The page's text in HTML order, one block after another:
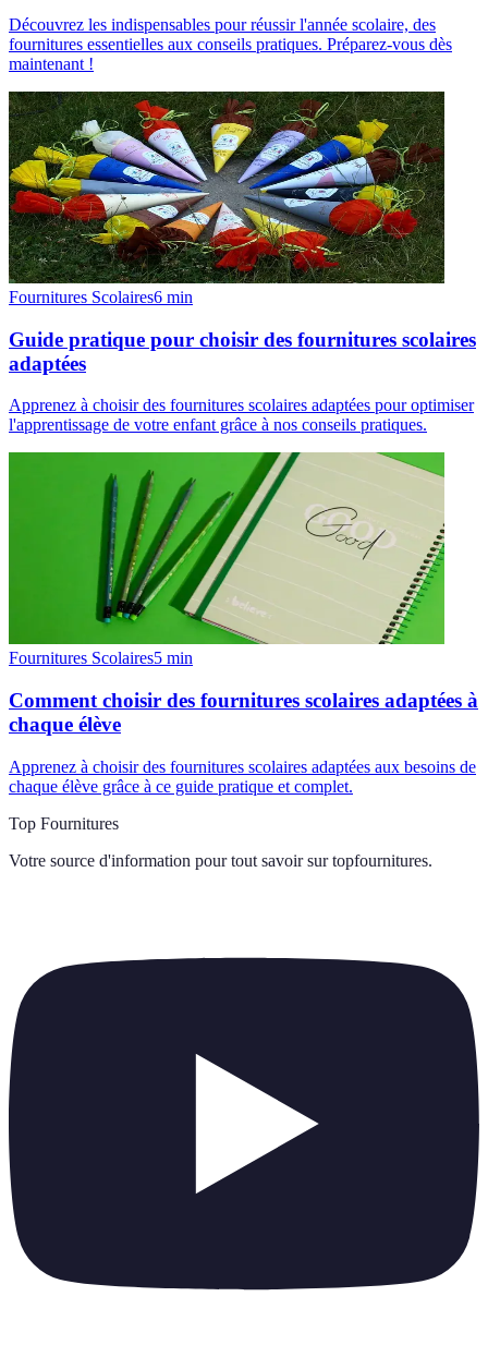
Découvrez les indispensables pour réussir l'année scolaire, des
fournitures essentielles aux conseils pratiques. Préparez-vous dès
maintenant !
Fournitures Scolaires6 min
Guide pratique pour choisir des fournitures scolaires
adaptées
Apprenez à choisir des fournitures scolaires adaptées pour optimiser
l'apprentissage de votre enfant grâce à nos conseils pratiques.
Fournitures Scolaires5 min
Comment choisir des fournitures scolaires adaptées à
chaque élève
Apprenez à choisir des fournitures scolaires adaptées aux besoins de
chaque élève grâce à ce guide pratique et complet.
Top Fournitures
Votre source d'information pour tout savoir sur topfournitures.